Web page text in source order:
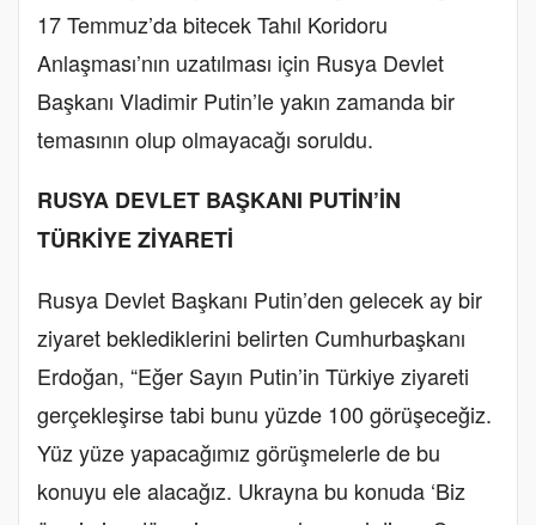
17 Temmuz’da bitecek Tahıl Koridoru
Anlaşması’nın uzatılması için Rusya Devlet
Başkanı Vladimir Putin’le yakın zamanda bir
temasının olup olmayacağı soruldu.
RUSYA DEVLET BAŞKANI PUTİN’İN
TÜRKİYE ZİYARETİ
Rusya Devlet Başkanı Putin’den gelecek ay bir
ziyaret beklediklerini belirten Cumhurbaşkanı
Erdoğan, “Eğer Sayın Putin’in Türkiye ziyareti
gerçekleşirse tabi bunu yüzde 100 görüşeceğiz.
Yüz yüze yapacağımız görüşmelerle de bu
konuyu ele alacağız. Ukrayna bu konuda ‘Biz